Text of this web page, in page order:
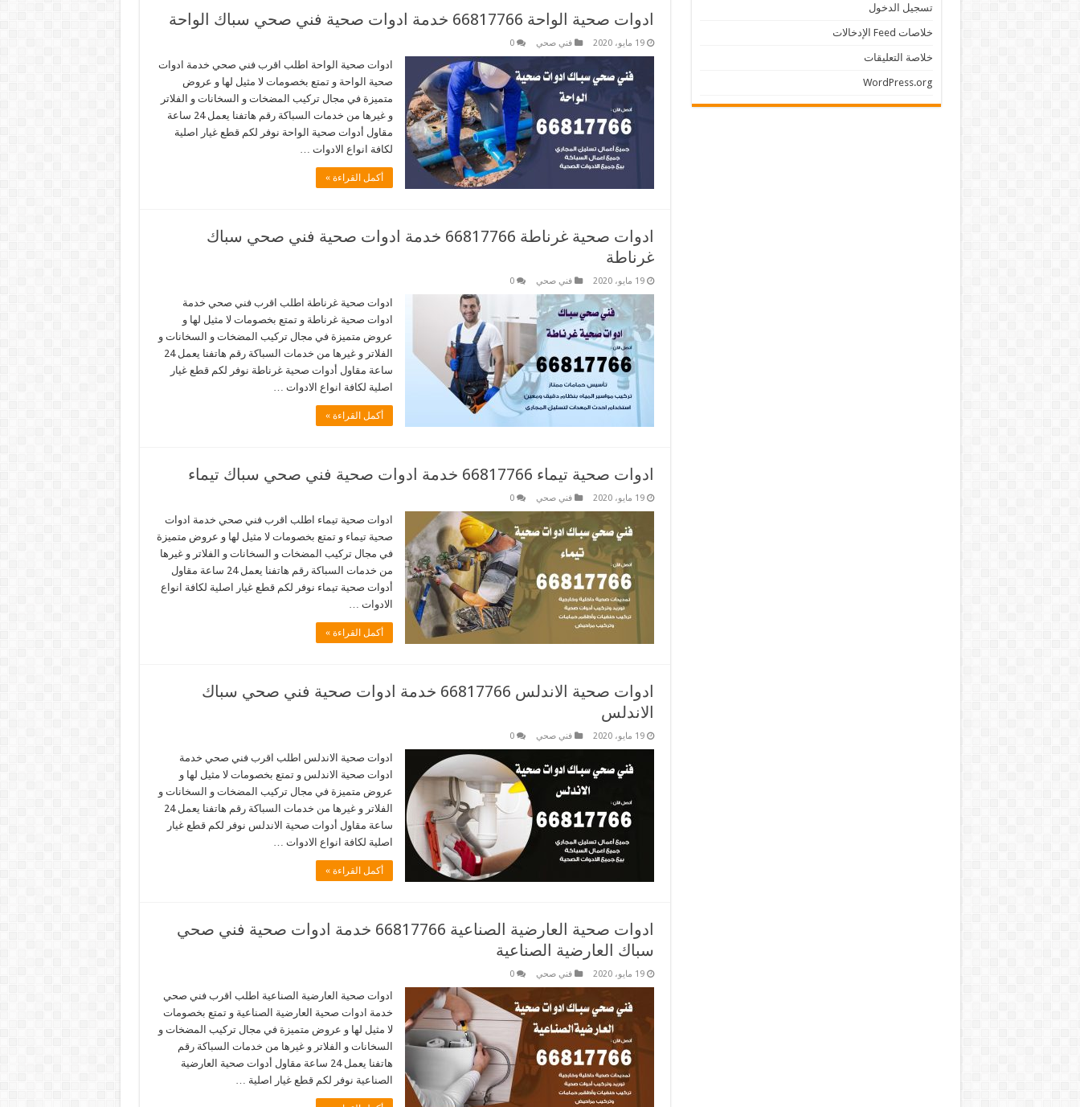
ادوات صحية الواحة 66817766 خدمة ادوات صحية فني صحي سباك الواحة
19 مايو، 2020 فني صحي 0
ادوات صحية الواحة اطلب اقرب فني صحي خدمة ادوات
صحية الواحة و تمتع بخصومات لا مثيل لها و عروض
متميزة في مجال تركيب المضخات و السخانات و الفلاتر
و غيرها من خدمات السباكة رقم هاتفنا يعمل 24 ساعة
مقاول أدوات صحية الواحة نوفر لكم قطع غيار اصلية
لكافة انواع الادوات …
أكمل القراءة »
ادوات صحية غرناطة 66817766 خدمة ادوات صحية فني صحي سباك
غرناطة
19 مايو، 2020 فني صحي 0
ادوات صحية غرناطة اطلب اقرب فني صحي خدمة
ادوات صحية غرناطة و تمتع بخصومات لا مثيل لها و
عروض متميزة في مجال تركيب المضخات و السخانات و
الفلاتر و غيرها من خدمات السباكة رقم هاتفنا يعمل 24
ساعة مقاول أدوات صحية غرناطة نوفر لكم قطع غيار
اصلية لكافة انواع الادوات …
أكمل القراءة »
ادوات صحية تيماء 66817766 خدمة ادوات صحية فني صحي سباك تيماء
19 مايو، 2020 فني صحي 0
ادوات صحية تيماء اطلب اقرب فني صحي خدمة ادوات
صحية تيماء و تمتع بخصومات لا مثيل لها و عروض متميزة
في مجال تركيب المضخات و السخانات و الفلاتر و غيرها
من خدمات السباكة رقم هاتفنا يعمل 24 ساعة مقاول
أدوات صحية تيماء نوفر لكم قطع غيار اصلية لكافة انواع
الادوات …
أكمل القراءة »
ادوات صحية الاندلس 66817766 خدمة ادوات صحية فني صحي سباك
الاندلس
19 مايو، 2020 فني صحي 0
ادوات صحية الاندلس اطلب اقرب فني صحي خدمة
ادوات صحية الاندلس و تمتع بخصومات لا مثيل لها و
عروض متميزة في مجال تركيب المضخات و السخانات و
الفلاتر و غيرها من خدمات السباكة رقم هاتفنا يعمل 24
ساعة مقاول أدوات صحية الاندلس نوفر لكم قطع غيار
اصلية لكافة انواع الادوات …
أكمل القراءة »
ادوات صحية العارضية الصناعية 66817766 خدمة ادوات صحية فني صحي
سباك العارضية الصناعية
19 مايو، 2020 فني صحي 0
ادوات صحية العارضية الصناعية اطلب اقرب فني صحي
خدمة ادوات صحية العارضية الصناعية و تمتع بخصومات
لا مثيل لها و عروض متميزة في مجال تركيب المضخات و
السخانات و الفلاتر و غيرها من خدمات السباكة رقم
هاتفنا يعمل 24 ساعة مقاول أدوات صحية العارضية
الصناعية نوفر لكم قطع غيار اصلية …
تسجيل الدخول
خلاصات Feed الإدخالات
خلاصة التعليقات
WordPress.org